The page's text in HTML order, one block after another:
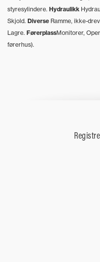
styresylindere. Hydraulikk
Skjold. Diverse Ramme, ikke-
Lagre. FørerplassMonitorer,
førerhus).